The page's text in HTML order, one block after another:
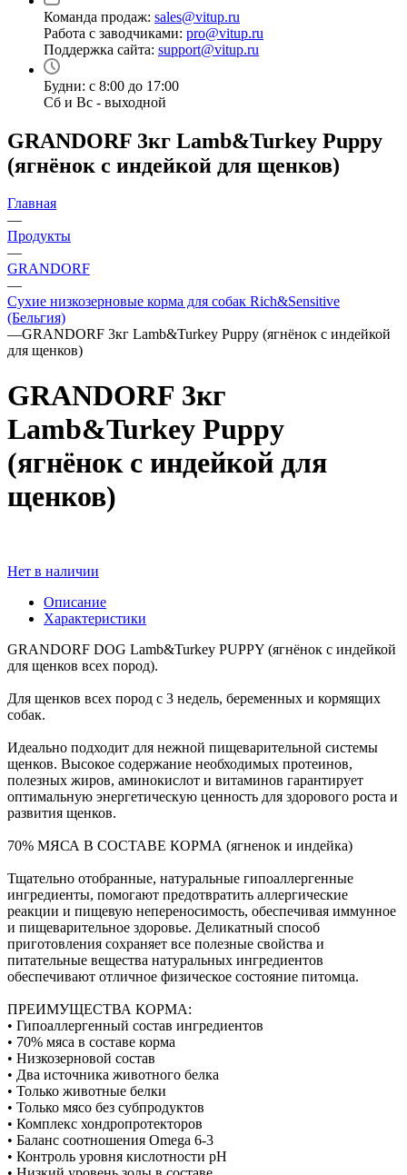
Команда продаж: sales@vitup.ru
Работа с заводчиками: pro@vitup.ru
Поддержка сайта: support@vitup.ru
Будни: с 8:00 до 17:00
Сб и Вс - выходной
GRANDORF 3кг Lamb&Turkey Puppy
(ягнёнок с индейкой для щенков)
Главная
—
Продукты
—
GRANDORF
—
Сухие низкозерновые корма для собак Rich&Sensitive
(Бельгия)
—GRANDORF 3кг Lamb&Turkey Puppy (ягнёнок с индейкой
для щенков)
GRANDORF 3кг
Lamb&Turkey Puppy
(ягнёнок с индейкой для
щенков)
Нет в наличии
Описание
Характеристики
GRANDORF DOG Lamb&Turkey PUPPY (ягнёнок с индейкой
для щенков всех пород).
Для щенков всех пород с 3 недель, беременных и кормящих
собак.
Идеально подходит для нежной пищеварительной системы
щенков. Высокое содержание необходимых протеинов,
полезных жиров, аминокислот и витаминов гарантирует
оптимальную энергетическую ценность для здорового роста и
развития щенков.
70% МЯСА В СОСТАВЕ КОРМА (ягненок и индейка)
Тщательно отобранные, натуральные гипоаллергенные
ингредиенты, помогают предотвратить аллергические
реакции и пищевую непереносимость, обеспечивая иммунное
и пищеварительное здоровье. Деликатный способ
приготовления сохраняет все полезные свойства и
питательные вещества натуральных ингредиентов
обеспечивают отличное физическое состояние питомца.
ПРЕИМУЩЕСТВА КОРМА:
• Гипоаллергенный состав ингредиентов
• 70% мяса в составе корма
• Низкозерновой состав
• Два источника животного белка
• Только животные белки
• Только мясо без субпродуктов
• Комплекс хондропротекторов
• Баланс соотношения Omega 6-3
• Контроль уровня кислотности рН